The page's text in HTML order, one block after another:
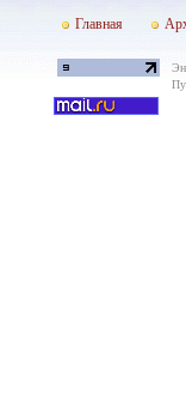
Главная